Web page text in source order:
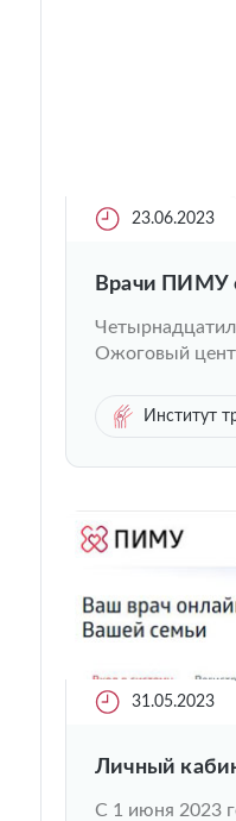
23.06.2023
Врачи ПИМУ
Ожоговый
Институт
31.05.2023
Личный
С 1 июня 2023